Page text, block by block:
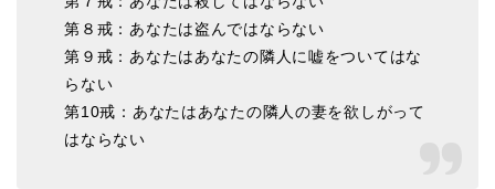
第８戒：あなたは盗んではならない
第９戒：あなたはあなたの隣人に嘘をついてはな
らない
第10戒：あなたはあなたの隣人の妻を欲しがって
はならない